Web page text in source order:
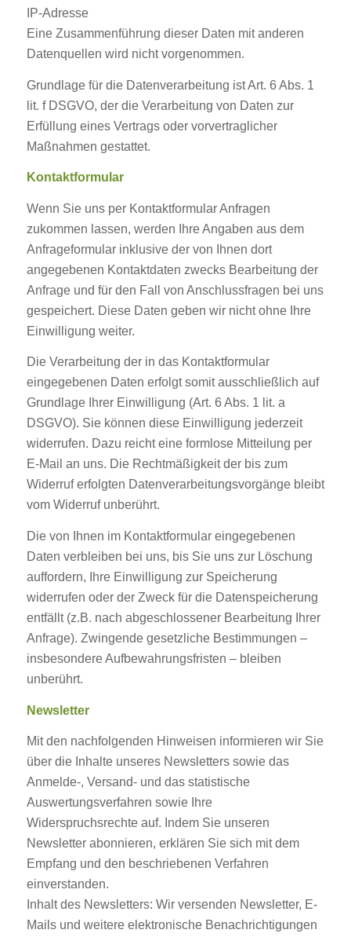
IP-Adresse
Eine Zusammenführung dieser Daten mit anderen
Datenquellen wird nicht vorgenommen.
Grundlage für die Datenverarbeitung ist Art. 6 Abs. 1
lit. f DSGVO, der die Verarbeitung von Daten zur
Erfüllung eines Vertrags oder vorvertraglicher
Maßnahmen gestattet.
Kontaktformular
Wenn Sie uns per Kontaktformular Anfragen
zukommen lassen, werden Ihre Angaben aus dem
Anfrageformular inklusive der von Ihnen dort
angegebenen Kontaktdaten zwecks Bearbeitung der
Anfrage und für den Fall von Anschlussfragen bei uns
gespeichert. Diese Daten geben wir nicht ohne Ihre
Einwilligung weiter.
Die Verarbeitung der in das Kontaktformular
eingegebenen Daten erfolgt somit ausschließlich auf
Grundlage Ihrer Einwilligung (Art. 6 Abs. 1 lit. a
DSGVO). Sie können diese Einwilligung jederzeit
widerrufen. Dazu reicht eine formlose Mitteilung per
E-Mail an uns. Die Rechtmäßigkeit der bis zum
Widerruf erfolgten Datenverarbeitungsvorgänge bleibt
vom Widerruf unberührt.
Die von Ihnen im Kontaktformular eingegebenen
Daten verbleiben bei uns, bis Sie uns zur Löschung
auffordern, Ihre Einwilligung zur Speicherung
widerrufen oder der Zweck für die Datenspeicherung
entfällt (z.B. nach abgeschlossener Bearbeitung Ihrer
Anfrage). Zwingende gesetzliche Bestimmungen –
insbesondere Aufbewahrungsfristen – bleiben
unberührt.
Newsletter
Mit den nachfolgenden Hinweisen informieren wir Sie
über die Inhalte unseres Newsletters sowie das
Anmelde-, Versand- und das statistische
Auswertungsverfahren sowie Ihre
Widerspruchsrechte auf. Indem Sie unseren
Newsletter abonnieren, erklären Sie sich mit dem
Empfang und den beschriebenen Verfahren
einverstanden.
Inhalt des Newsletters: Wir versenden Newsletter, E-
Mails und weitere elektronische Benachrichtigungen